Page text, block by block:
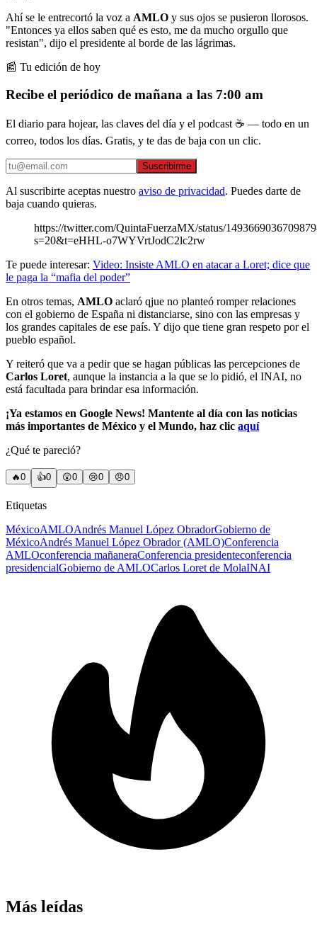
Ahí se le entrecortó la voz a AMLO y sus ojos se pusieron llorosos.
"Entonces ya ellos saben qué es esto, me da mucho orgullo que
resistan", dijo el presidente al borde de las lágrimas.
📰 Tu edición de hoy
Recibe el periódico de mañana a las 7:00 am
El diario para hojear, las claves del día y el podcast ☕ — todo en un
correo, todos los días. Gratis, y te das de baja con un clic.
Suscribirme
Al suscribirte aceptas nuestro aviso de privacidad. Puedes darte de
baja cuando quieras.
https://twitter.com/QuintaFuerzaMX/status/
s=20&t=eHHL-o7WYVrtJodC2lc2rw
Te puede interesar: Video: Insiste AMLO en atacar a Loret; dice que
le paga la “mafia del poder”
En otros temas, AMLO aclaró qjue no planteó romper relaciones
con el gobierno de España ni distanciarse, sino con las empresas y
los grandes capitales de ese país. Y dijo que tiene gran respeto por el
pueblo español.
Y reiteró que va a pedir que se hagan públicas las percepciones de
Carlos Loret, aunque la instancia a la que se lo pidió, el INAI, no
está facultada para brindar esa información.
¡Ya estamos en Google News! Mantente al día con las noticias
más importantes de México y el Mundo, haz clic aquí
¿Qué te pareció?
🔥0 👍0 😲0 😢0 😠0
Etiquetas
MéxicoAMLOAndrés Manuel López ObradorGobierno de
MéxicoAndrés Manuel López Obrador (AMLO)Conferencia
AMLOconferencia mañaneraConferencia presidenteconferencia
presidencialGobierno de AMLOCarlos Loret de MolaINAI
Más leídas